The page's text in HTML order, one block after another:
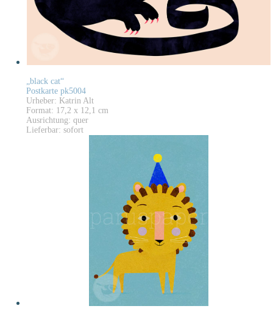
„black cat“
Postkarte pk5004
Urheber: Katrin Alt
Format: 17,2 x 12,1 cm
Ausrichtung: quer
Lieferbar: sofort